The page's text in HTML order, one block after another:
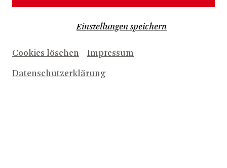
Einstellungen speichern
Cookies löschen Impressum
Datenschutzerklärung